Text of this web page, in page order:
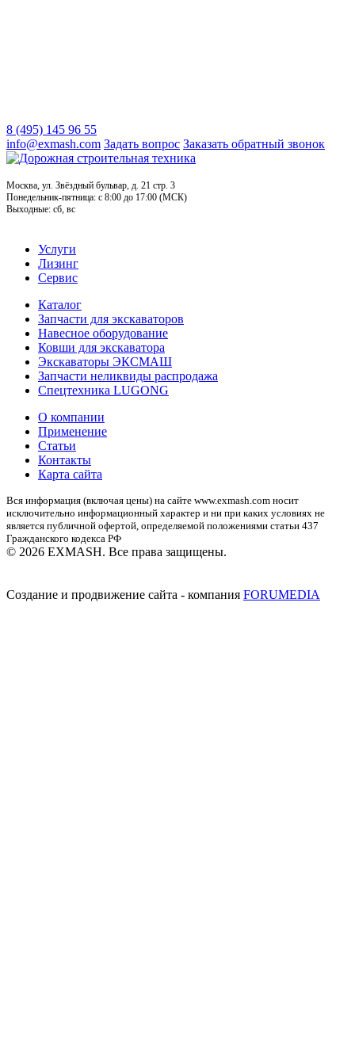
8 (495) 145 96 55
info@exmash.com Задать вопрос Заказать обратный звонок
Москва, ул. Звёздный бульвар, д. 21 стр. 3
Понедельник-пятница: c 8:00 до 17:00 (МСК)
Выходные: сб, вс
Услуги
Лизинг
Сервис
Каталог
Запчасти для экскаваторов
Навесное оборудование
Ковши для экскаватора
Экскаваторы ЭКСМАШ
Запчасти неликвиды распродажа
Спецтехника LUGONG
О компании
Применение
Статьи
Контакты
Карта сайта
Вся информация (включая цены) на сайте www.exmash.com носит
исключительно информационный характер и ни при каких условиях не
является публичной офертой, определяемой положениями статьи 437
Гражданского кодекса РФ
© 2026 EXMASH. Все права защищены.
Создание и продвижение сайта - компания FORUMEDIA